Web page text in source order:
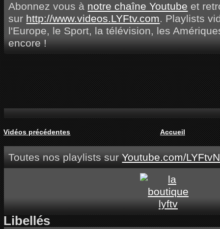
Abonnez vous à notre chaîne Youtube et
sur http://www.videos.LYFtv.com. Playlists
l'Europe, le Sport, la télévision, les
encore !
Vidéos précédentes Accueil
Toutes nos playlists surYoutube.com/
Libellés